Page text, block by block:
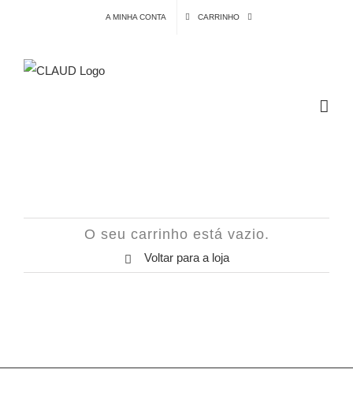
content
A MINHA CONTA CARRINHO
O seu carrinho está vazio.
Voltar para a loja